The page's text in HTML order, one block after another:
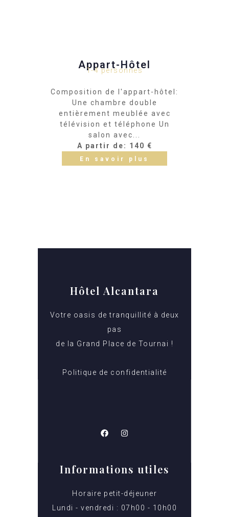
Appart-Hôtel
1-4 personnes
Composition de l'appart-hôtel:
Une chambre double
entièrement meublée avec
télévision et téléphone Un
salon avec...
A partir de: 140 €
En savoir plus
Hôtel Alcantara
Votre oasis de tranquillité à deux
pas
de la Grand Place de Tournai !
Politique de confidentialité
Informations utiles
Horaire petit-déjeuner
Lundi - vendredi : 07h00 - 10h00